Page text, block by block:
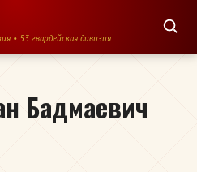
• 53 гвардейская дивизия
Бадмаевич